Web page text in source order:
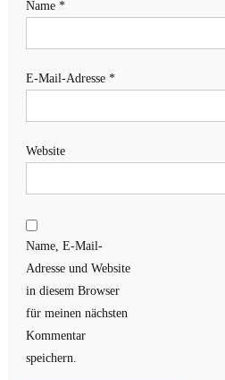
Name *
E-Mail-Adresse *
Website
Name, E-Mail-
Adresse und Website
in diesem Browser
für meinen nächsten
Kommentar
speichern.